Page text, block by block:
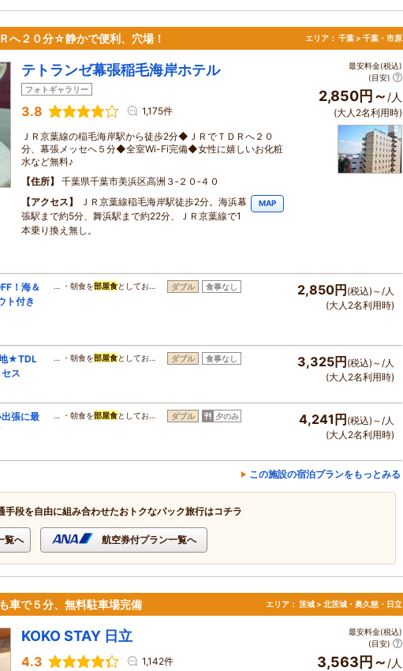
へ２０分☆静かで便利、穴場！ エリア： 千葉 > 千葉・市原
テトランゼ幕張稲毛海岸ホテル
フォトギャラリー
3.8 1,175件
ＪＲ京葉線の稲毛海岸駅から徒歩2分◆ＪＲでＴＤＲへ２０
分、幕張メッセへ５分◆全室Wi-Fi完備◆女性に嬉しいお化粧
水など無料♪
住所
千葉県千葉市美浜区高洲３‐２０‐４０
アクセス
ＪＲ京葉線稲毛海岸駅徒歩2分。海浜幕
張駅まで約5分、舞浜駅まで約22分、ＪＲ京葉線で1
本乗り換え無し。
MAP
最安料金(税込)
(目安)
2,850円～ /人
(大人2名利用時)
！海＆
ト付き
… ・朝食を部屋食としてお… ダブル 食事なし 2,850円 (税込)～/人
(大人2名利用時)
地★TDL
ス
… ・朝食を部屋食としてお… ダブル 食事なし 3,325円 (税込)～/人
(大人2名利用時)
出張に最
… ・朝食を部屋食としてお… ダブル 夕のみ 4,241円 (税込)～/人
(大人2名利用時)
この施設の宿泊プランをもっとみる
手段を自由に組み合わせたおトクなパック旅行はコチラ
覧へ 航空券付プラン一覧へ
車で５分、無料駐車場完備 エリア： 茨城 > 北茨城・奥久慈・日立
KOKO STAY 日立
4.3 1,142件
最安料金(税込)
(目安)
3,563円～ /人